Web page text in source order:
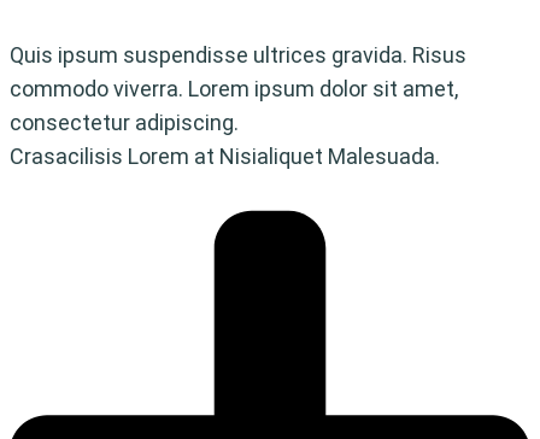
Quis ipsum suspendisse ultrices gravida. Risus
commodo viverra. Lorem ipsum dolor sit amet,
consectetur adipiscing.
Crasacilisis Lorem at Nisialiquet Malesuada.